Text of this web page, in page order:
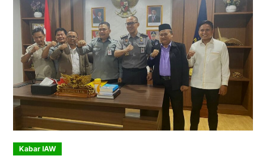
Kabar IAW